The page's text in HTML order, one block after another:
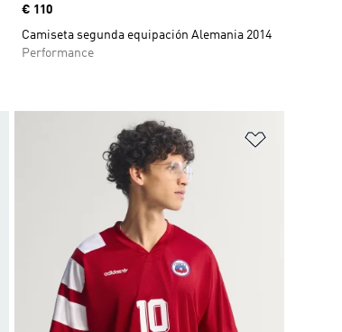
Precio
€ 110
Camiseta segunda equipación Alemania 2014
Performance
Añadir a la lista de deseos